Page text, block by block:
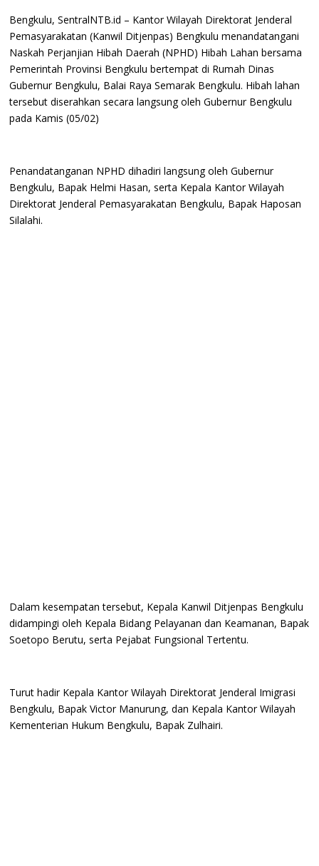
Bengkulu, SentralNTB.id – Kantor Wilayah Direktorat Jenderal
Pemasyarakatan (Kanwil Ditjenpas) Bengkulu menandatangani
Naskah Perjanjian Hibah Daerah (NPHD) Hibah Lahan bersama
Pemerintah Provinsi Bengkulu bertempat di Rumah Dinas
Gubernur Bengkulu, Balai Raya Semarak Bengkulu. Hibah lahan
tersebut diserahkan secara langsung oleh Gubernur Bengkulu
pada Kamis (05/02)
Penandatanganan NPHD dihadiri langsung oleh Gubernur
Bengkulu, Bapak Helmi Hasan, serta Kepala Kantor Wilayah
Direktorat Jenderal Pemasyarakatan Bengkulu, Bapak Haposan
Silalahi.
Dalam kesempatan tersebut, Kepala Kanwil Ditjenpas Bengkulu
didampingi oleh Kepala Bidang Pelayanan dan Keamanan, Bapak
Soetopo Berutu, serta Pejabat Fungsional Tertentu.
Turut hadir Kepala Kantor Wilayah Direktorat Jenderal Imigrasi
Bengkulu, Bapak Victor Manurung, dan Kepala Kantor Wilayah
Kementerian Hukum Bengkulu, Bapak Zulhairi.